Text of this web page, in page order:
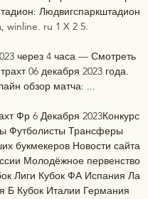
Людвигспаркштадион
winline. ru 1 X 2 5.
через 4 часа — Смотреть
06 декабря 2023 года.
обзор матча: ...
Фр 6 Декабря 2023Конкурс
Футболисты Трансферы
букмекеров Новости сайта
Молодёжное первенство
Лиги Кубок ФА Испания Ла
Б Кубок Италии Германия